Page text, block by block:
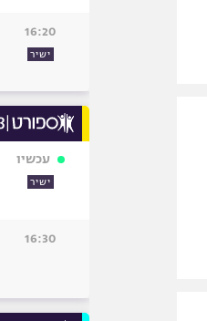
16:20
ישיר
עכשיו
ישיר
16:30